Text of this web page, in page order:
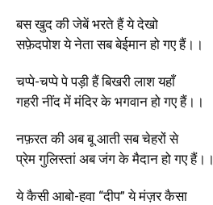
बस खुद की जेबें भरते हैं ये देखो
सफ़ेदपोश ये नेता सब बेईमान हो गए हैं।।
चप्पे-चप्पे पे पड़ी हैं बिखरी लाश यहाँ
गहरी नींद में मंदिर के भगवान हो गए हैं।।
नफ़रत की अब बू आती सब चेहरों से
प्रेम गुलिस्तां अब जंग के मैदान हो गए हैं।।
ये कैसी आबो-हवा “दीप” ये मंज़र कैसा